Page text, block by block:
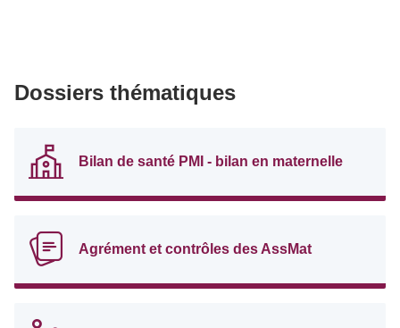
Dossiers thématiques
Bilan de santé PMI - bilan en maternelle
Agrément et contrôles des AssMat